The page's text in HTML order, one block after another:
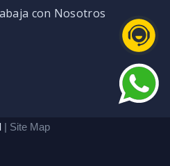
con Nosotros
| Site Map